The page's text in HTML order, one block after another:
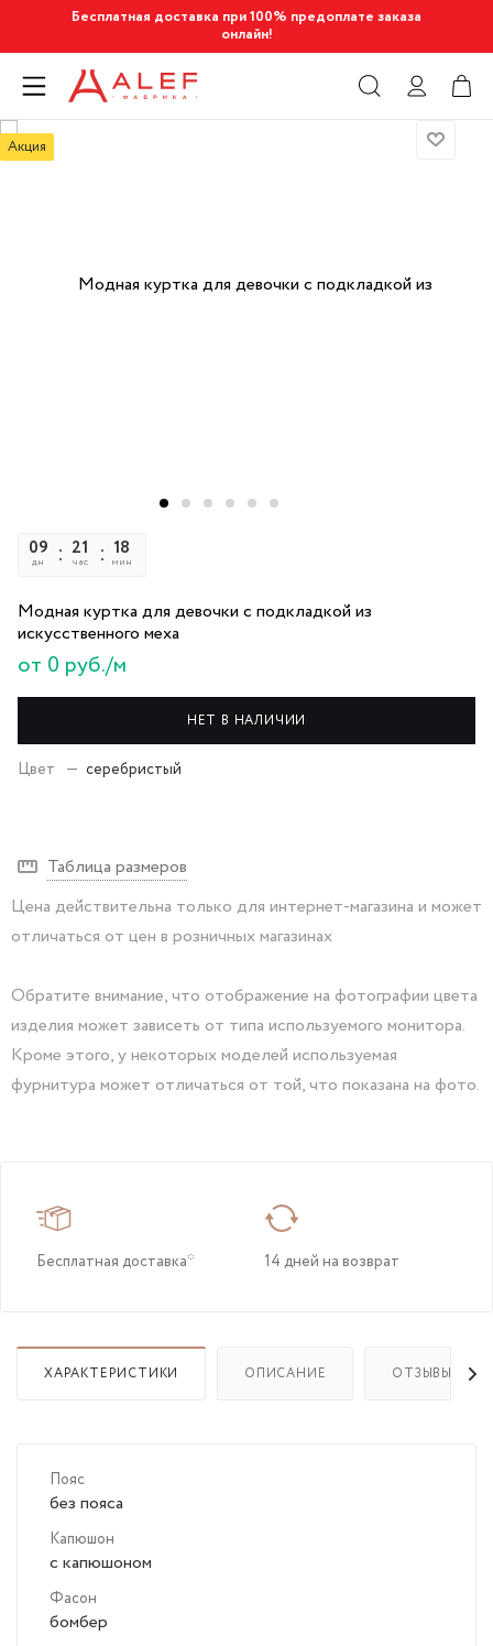
Бесплатная доставка при 100% предоплате заказа
онлайн!
Акция
09
дн
21
час
18
мин
Модная куртка для девочки с подкладкой из
искусственного меха
от 0 руб./м
НЕТ В НАЛИЧИИ
Цвет — серебристый
Таблица размеров
Цена действительна только для интернет-магазина и может
отличаться от цен в розничных магазинах
Обратите внимание, что отображение на фотографии цвета
изделия может зависеть от типа используемого монитора.
Кроме этого, у некоторых моделей используемая
фурнитура может отличаться от той, что показана на фото.
Бесплатная доставка* 14 дней на возврат
ХАРАКТЕРИСТИКИ ОПИСАНИЕ ОТЗЫВЫ
Пояс
без пояса
Капюшон
с капюшоном
Фасон
бомбер